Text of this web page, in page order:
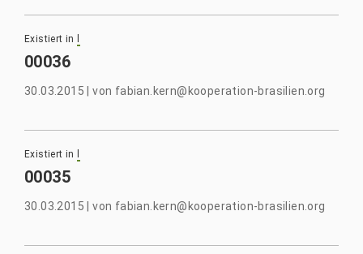
Existiert in
00036
30.03.2015 |von fabian.kern@kooperation-brasilien.org
Existiert in
00035
30.03.2015 |von fabian.kern@kooperation-brasilien.org